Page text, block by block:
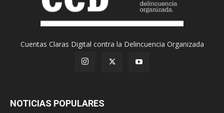
Cuentas Claras Digital contra la Delincuencia Organizada
NOTICIAS POPULARES